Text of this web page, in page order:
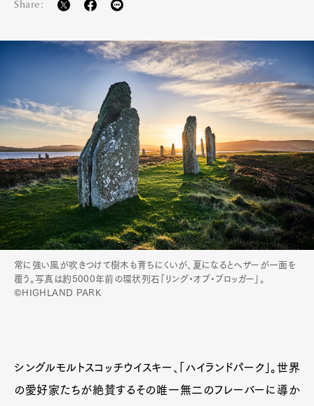
Share:
常に強い風が吹きつけて樹木も育ちにくいが、夏になるとヘザーが一面を
覆う。写真は約5000年前の環状列石「リング・オブ・ブロッガー」。
©HIGHLAND PARK
シングルモルトスコッチウイスキー、「ハイランドパーク」。世界
の愛好家たちが絶賛するその唯一無二のフレーバーに導か